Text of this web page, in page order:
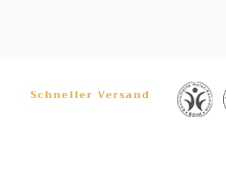
Schneller Versand